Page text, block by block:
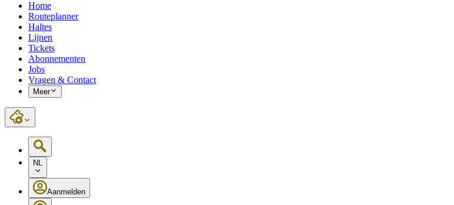
Home
Routeplanner
Haltes
Lijnen
Tickets
Abonnementen
Jobs
Vragen & Contact
Meer
NL
Aanmelden